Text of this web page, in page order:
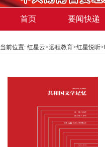
首页 要闻快递
当前位置: 红星云>远程教育>红星悦听>